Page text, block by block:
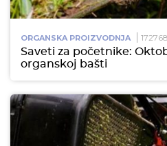
ORGANSKA PROIZVODNJA
Saveti za početnike:
organskoj bašti